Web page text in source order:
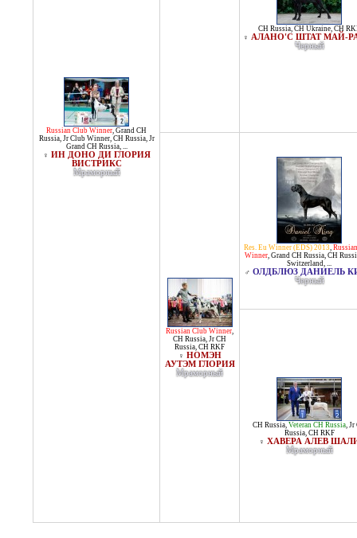
Russian Club Winner, Grand CH
Russia, Jr Club Winner, CH Russia, Jr
Grand CH Russia, ...
♀ ИН ДОНО ДИ ГЛОРИЯ
ВИСТРИКС
Мраморный
CH Russia, CH Ukraine, CH
♀ АЛАНО'C ШТАТ МАЙ-
Черный
Russian Club Winner,
CH Russia, Jr CH
Russia, CH RKF
♀ НОМЭН
АУТЭМ ГЛОРИЯ
Мраморный
Res. Eu Winner (EDS) 2013,
Winner, Grand CH Russia, CH
Switzerland, ...
♂ ОЛДБЛЮЗ ДАНИЕЛЬ
Черный
CH Russia, Veteran CH Russia, Jr
Russia, CH RKF
♀ ХАВЕРА АЛЕВ
Мраморный